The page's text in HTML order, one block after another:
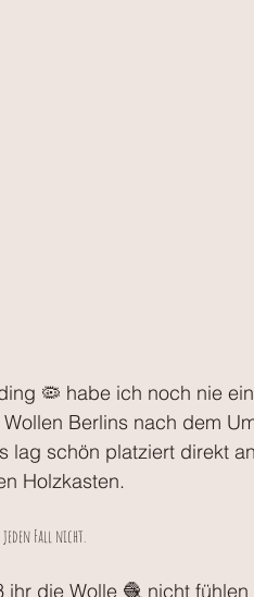
🦠 habe ich noch nie ein
Berlins nach dem
lag schön platziert direkt
Holzkasten.
jeden Fall nicht.
ihr die Wolle 🧶 nicht fühlen